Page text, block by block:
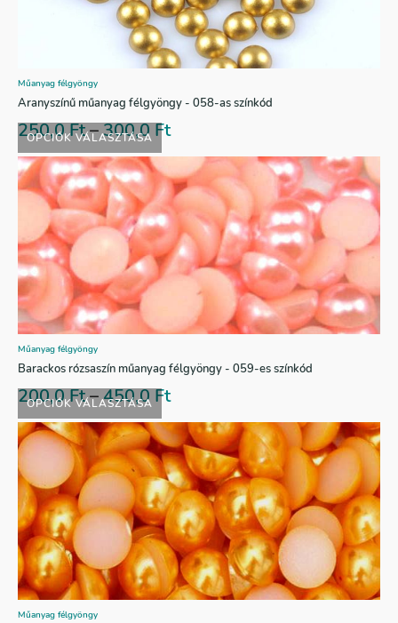
OPCIÓK VÁLASZTÁSA
Műanyag félgyöngy
Aranyszínű műanyag félgyöngy - 058-as színkód
250,0Ft–300,0Ft
OPCIÓK VÁLASZTÁSA
Műanyag félgyöngy
Barackos rózsaszín műanyag félgyöngy - 059-es színkód
200,0Ft–450,0Ft
Műanyag félgyöngy